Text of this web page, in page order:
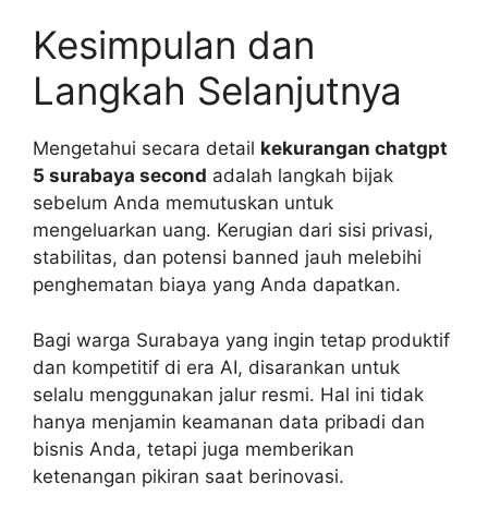
Kesimpulan dan
Langkah Selanjutnya
Mengetahui secara detail kekurangan chatgpt
5 surabaya second adalah langkah bijak
sebelum Anda memutuskan untuk
mengeluarkan uang. Kerugian dari sisi privasi,
stabilitas, dan potensi banned jauh melebihi
penghematan biaya yang Anda dapatkan.
Bagi warga Surabaya yang ingin tetap produktif
dan kompetitif di era AI, disarankan untuk
selalu menggunakan jalur resmi. Hal ini tidak
hanya menjamin keamanan data pribadi dan
bisnis Anda, tetapi juga memberikan
ketenangan pikiran saat berinovasi.